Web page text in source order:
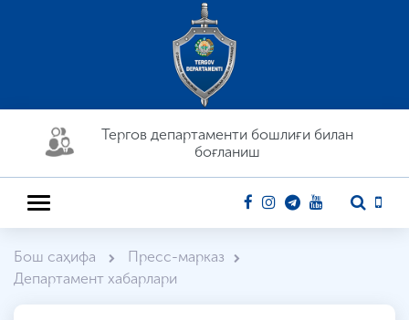
Тергов департaменти бошлиғи билан
боғланиш
Бош саҳифа
Пресс-марказ
Департамент хабарлари